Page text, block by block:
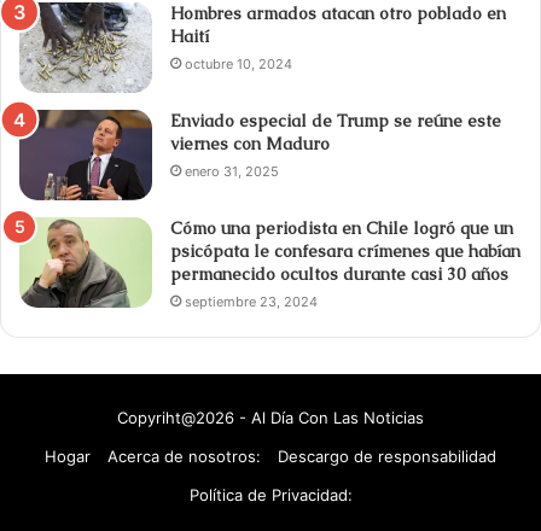
Hombres armados atacan otro poblado en
Haití
octubre 10, 2024
Enviado especial de Trump se reúne este
viernes con Maduro
enero 31, 2025
Cómo una periodista en Chile logró que un
psicópata le confesara crímenes que habían
permanecido ocultos durante casi 30 años
septiembre 23, 2024
Copyriht@2026 - Al Día Con Las Noticias
Hogar
Acerca de nosotros:
Descargo de responsabilidad
Política de Privacidad: